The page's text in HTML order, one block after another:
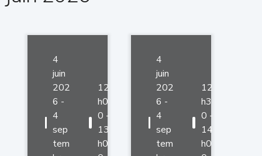
4
juin
202
6 -
4
sep
tem
12
h0
0 -
13
h0
4
juin
202
6 -
4
sep
tem
12
h3
0 -
14
h0